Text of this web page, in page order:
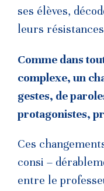
ses élèves,
leurs
Comme dans
complexe, un
gestes, de
protagonistes,
Ces
consi –
entre le